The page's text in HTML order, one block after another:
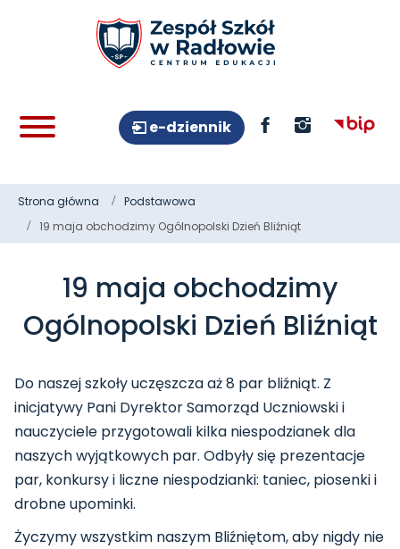
e-dziennik
Strona główna
Podstawowa
19 maja obchodzimy Ogólnopolski Dzień Bliźniąt
19 maja obchodzimy
Ogólnopolski Dzień Bliźniąt
Do naszej szkoły uczęszcza aż 8 par bliźniąt. Z
inicjatywy Pani Dyrektor Samorząd Uczniowski i
nauczyciele przygotowali kilka niespodzianek dla
naszych wyjątkowych par. Odbyły się prezentacje
par, konkursy i liczne niespodzianki: taniec, piosenki i
drobne upominki.
Życzymy wszystkim naszym Bliźniętom, aby nigdy nie